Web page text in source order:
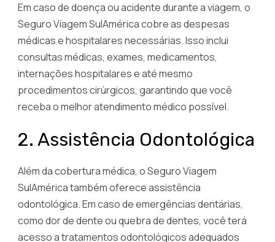
Em caso de doença ou acidente durante a viagem, o
Seguro Viagem SulAmérica cobre as despesas
médicas e hospitalares necessárias. Isso inclui
consultas médicas, exames, medicamentos,
internações hospitalares e até mesmo
procedimentos cirúrgicos, garantindo que você
receba o melhor atendimento médico possível.
2. Assistência Odontológica
Além da cobertura médica, o Seguro Viagem
SulAmérica também oferece assistência
odontológica. Em caso de emergências dentárias,
como dor de dente ou quebra de dentes, você terá
acesso a tratamentos odontológicos adequados